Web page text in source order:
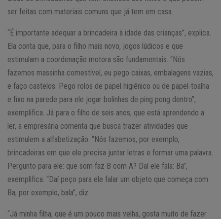
ser feitas com materiais comuns que já tem em casa.
“É importante adequar a brincadeira à idade das crianças”, explica.
Ela conta que, para o filho mais novo, jogos lúdicos e que
estimulam a coordenação motora são fundamentais. “Nós
fazemos massinha comestível, eu pego caixas, embalagens vazias,
e faço castelos. Pego rolos de papel higiênico ou de papel-toalha
e fixo na parede para ele jogar bolinhas de ping pong dentro”,
exemplifica. Já para o filho de seis anos, que está aprendendo a
ler, a empresária comenta que busca trazer atividades que
estimulem a alfabetização. “Nós fazemos, por exemplo,
brincadeiras em que ele precisa juntar letras e formar uma palavra.
Pergunto para ele: que som faz B com A? Daí ele fala: Ba”,
exemplifica. “Daí peço para ele falar um objeto que começa com
Ba, por exemplo, bala”, diz.
“Já minha filha, que é um pouco mais velha, gosta muito de fazer